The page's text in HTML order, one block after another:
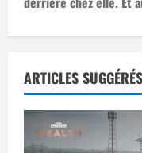
g
a
t
i
ARTICLES SUGGÉRÉS